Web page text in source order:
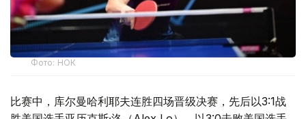
Фото: НОК
比赛中，库尔曼哈利耶夫连胜四场晋级决赛，先后以3:1战